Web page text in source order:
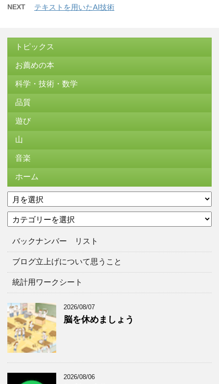
NEXT テキストを用いたAI技術
トピックス
お薦めの本
科学・技術・数学
品質
遊び
山
音楽
ホーム
ア
ー
イ
テ
リ
バックナンバー リスト
ブログ立上げについて思うこと
統計用ワークシート
2026/08/07
脳を休めましょう
2026/08/06